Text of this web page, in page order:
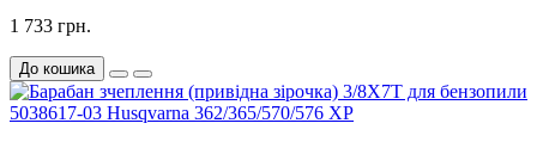
1 733 грн.
До кошика